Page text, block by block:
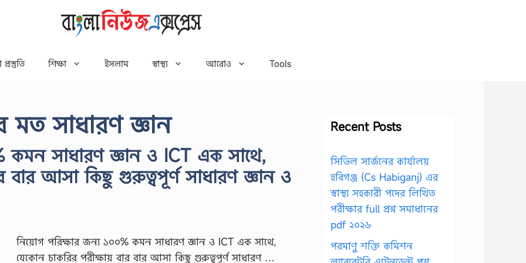
প্রস্তুতি শিক্ষা ইসলাম স্বাস্থ্য আরোও Tools
সাধারণ জ্ঞান
কমন সাধারণ জ্ঞান ও ICT এক সাথে,
বার আসা কিছু গুরুত্বপূর্ণ সাধারণ জ্ঞান ও
নিয়োগ পরিক্ষার জন্য ১০০% কমন সাধারণ জ্ঞান ও ICT এক সাথে,
যেকোন চাকরির পরীক্ষায় বার বার আসা কিছু গুরুত্বপূর্ণ সাধারণ …
Recent Posts
সিভিল সার্জনের কার্যালয়
হবিগঞ্জ (Cs Habiganj) এর
স্বাস্থ্য সহকারী পদের লিখিত
পরীক্ষার full প্রশ্ন সমাধানের
pdf ২০২৬
পরমাণু শক্তি কমিশন